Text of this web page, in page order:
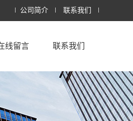
公司简介 联系我们
线留言 联系我们